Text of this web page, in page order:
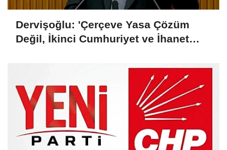
Dervişoğlu: 'Çerçeve Yasa Çözüm
Değil, İkinci Cumhuriyet ve İhanet